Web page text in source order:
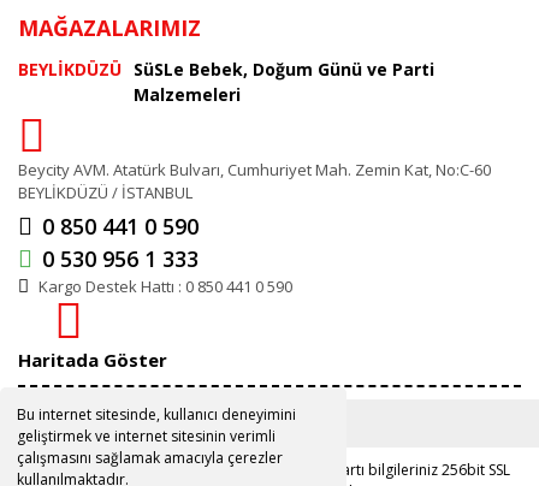
Bu internet sitesinde, kullanıcı deneyimini
geliştirmek ve internet sitesinin verimli
çalışmasını sağlamak amacıyla çerezler
kullanılmaktadır.
MAĞAZALARIMIZ
BEYLİKDÜZÜ SüSLe Bebek, Doğum Günü ve Parti
Malzemeleri
Beycity AVM. Atatürk Bulvarı, Cumhuriyet Mah. Zemin Kat, No:C-60
BEYLİKDÜZÜ / İSTANBUL
0 850 441 0 590
0 530 956 1 333
Kargo Destek Hattı : 0 850 441 0 590
Haritada Göster
Copyright 2019 ©www.susle.com.tr
Kredi kartı bilgileriniz 256bit SSL